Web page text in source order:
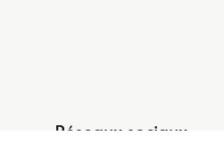
Réseaux sociaux